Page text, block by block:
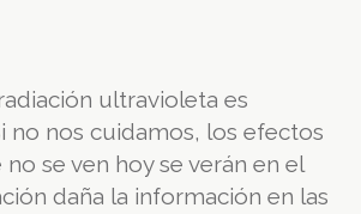
ultravioleta es
no nos cuidamos, los efectos
se ven hoy se verán en el
daña la información en las